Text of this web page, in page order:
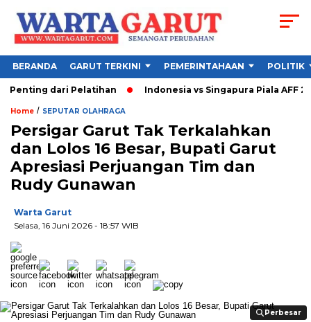
BERANDA GARUT TERKINI PEMERINTAHAAN POLITIK
dari Pelatihan Indonesia vs Singapura Piala AFF
Home / SEPUTAR OLAHRAGA
Persigar Garut Tak Terkalahkan
dan Lolos 16 Besar, Bupati Garut
Apresiasi Perjuangan Tim dan
Rudy Gunawan
Warta Garut
Selasa, 16 Juni 2026 - 18:57 WIB
Perbesar
Perbesar